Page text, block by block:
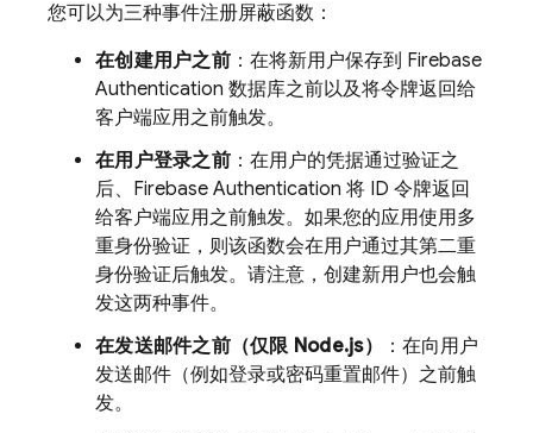
您可以为三种事件注册屏蔽函数：
在创建用户之前：在将新用户保存到 Firebase
Authentication 数据库之前以及将令牌返回给
客户端应用之前触发。
在用户登录之前：在用户的凭据通过验证之
后、 Firebase Authentication 将 ID 令牌返回
给客户端应用之前触发。如果您的应用使用多
重身份验证，则该函数会在用户通过其第二重
身份验证后触发。请注意，创建新用户也会触
发这两种事件。
在发送邮件之前（仅限 Node.js）
：在向用户
发送邮件（例如登录或密码重置邮件）之前触
发。